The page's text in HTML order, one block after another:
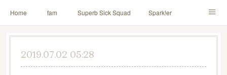
Home fam Superb Sick Squad Spark!er
M!X ♪ll nut up fam contact 「depenDANCE」
2019.07.02 05:28